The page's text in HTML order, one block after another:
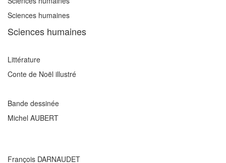
Sciences humaines
Sciences humaines
Littérature
Conte de Noël illustré
Bande dessinée
Michel AUBERT
François DARNAUDET